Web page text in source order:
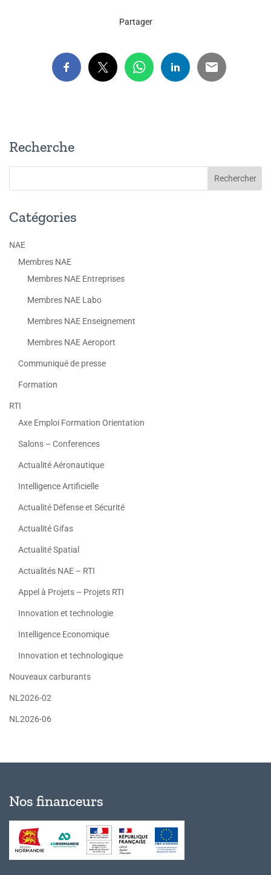
Partager
Recherche
Catégories
NAE
Membres NAE
Membres NAE Entreprises
Membres NAE Labo
Membres NAE Enseignement
Membres NAE Aeroport
Communiqué de presse
Formation
RTI
Axe Emploi Formation Orientation
Salons – Conferences
Actualité Aéronautique
Intelligence Artificielle
Actualité Défense et Sécurité
Actualité Gifas
Actualité Spatial
Actualités NAE – RTI
Appel à Projets – Projets RTI
Innovation et technologie
Intelligence Economique
Innovation et technologique
Nouveaux carburants
NL2026-02
NL2026-06
Nos financeurs